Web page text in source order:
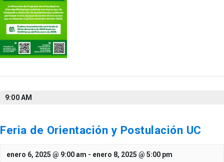
9:00 AM
Feria de Orientación y Postulación UC
enero 6, 2025 @ 9:00 am - enero 8, 2025 @ 5:00 pm